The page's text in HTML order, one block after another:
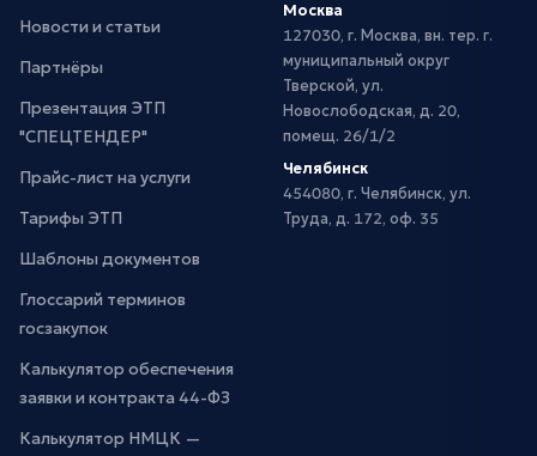
Новости и статьи
Партнёры
Презентация ЭТП
"СПЕЦТЕНДЕР"
Прайс-лист на услуги
Тарифы ЭТП
Шаблоны документов
Глоссарий терминов
госзакупок
Калькулятор обеспечения
заявки и контракта 44-ФЗ
Калькулятор НМЦК —
Москва
127030, г. Москва, вн. тер. г.
муниципальный округ
Тверской, ул.
Новослободская, д. 20,
помещ. 26/1/2
Челябинск
454080, г. Челябинск, ул.
Труда, д. 172, оф. 35